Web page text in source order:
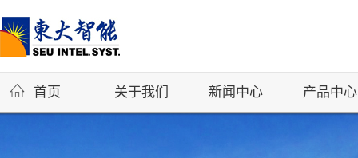
首页 关于我们 新闻中心 产品中心